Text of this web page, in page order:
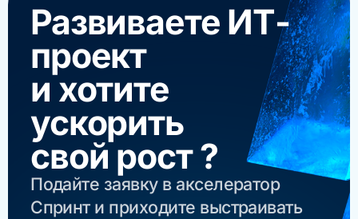
Развиваете ИТ-
проект
и хотите
ускорить
свой рост ?
Подайте заявку в акселератор
Спринт и приходите выстраивать